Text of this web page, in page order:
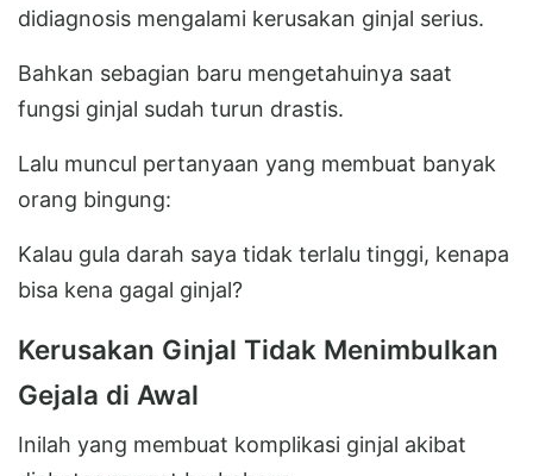
didiagnosis mengalami kerusakan ginjal serius.
Bahkan sebagian baru mengetahuinya saat
fungsi ginjal sudah turun drastis.
Lalu muncul pertanyaan yang membuat banyak
orang bingung:
Kalau gula darah saya tidak terlalu tinggi, kenapa
bisa kena gagal ginjal?
Kerusakan Ginjal Tidak Menimbulkan
Gejala di Awal
Inilah yang membuat komplikasi ginjal akibat